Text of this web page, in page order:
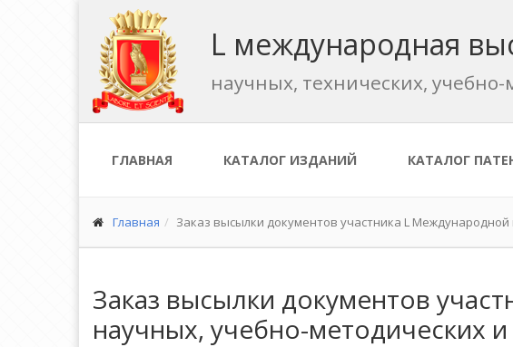
L международная
научных, технических,
ГЛАВНАЯ КАТАЛОГ ИЗДАНИЙ КАТАЛОГ
Главная Заказ высылки документов участника L
Заказ высылки документов
научных, учебно-методических